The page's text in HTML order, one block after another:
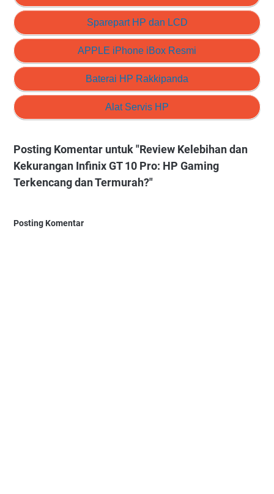
Sparepart HP dan LCD
APPLE iPhone iBox Resmi
Baterai HP Rakkipanda
Alat Servis HP
Posting Komentar untuk "Review Kelebihan dan
Kekurangan Infinix GT 10 Pro: HP Gaming
Terkencang dan Termurah?"
Posting Komentar